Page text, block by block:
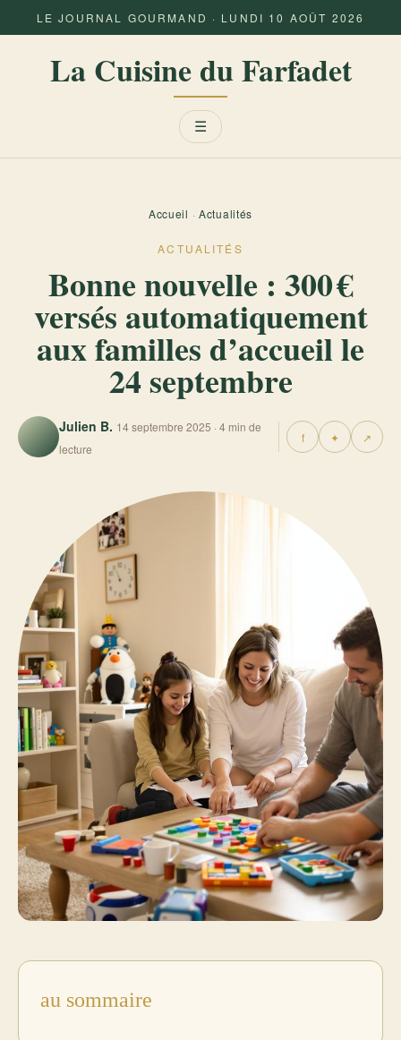
LE JOURNAL GOURMAND · LUNDI 10 AOÛT 2026
La Cuisine du Farfadet
Menu
☰
Accueil · Actualités
ACTUALITÉS
Bonne nouvelle : 300 €
versés automatiquement
aux familles d’accueil le
24 septembre
Julien B. 14 septembre 2025 · 4 min de
lecture
f ✦ ↗
au sommaire